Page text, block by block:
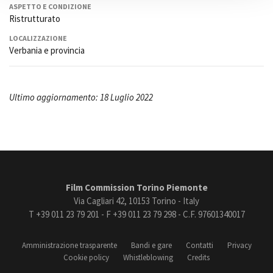
ASPETTO E CONDIZIONE
Ristrutturato
LOCALIZZAZIONE
Verbania e provincia
Ultimo aggiornamento: 18 Luglio 2022
Film Commission Torino Piemonte
Via Cagliari 42, 10153 Torino - Italy
T +39 011 23 79 201 - F +39 011 23 79 298 - C.F. 97601340017
Amministrazione trasparente Bandi e gare Contatti
Privacy
Cookie policy
Whistleblowing Credits